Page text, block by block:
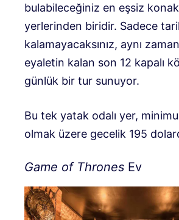
bulabileceğiniz en eşsiz
yerlerinden biridir. Sadece
kalamayacaksınız, aynı
eyaletin kalan son 12 kapalı
günlük bir tur sunuyor.
Bu tek yatak odalı yer,
olmak üzere gecelik 195
Game of Thrones Ev